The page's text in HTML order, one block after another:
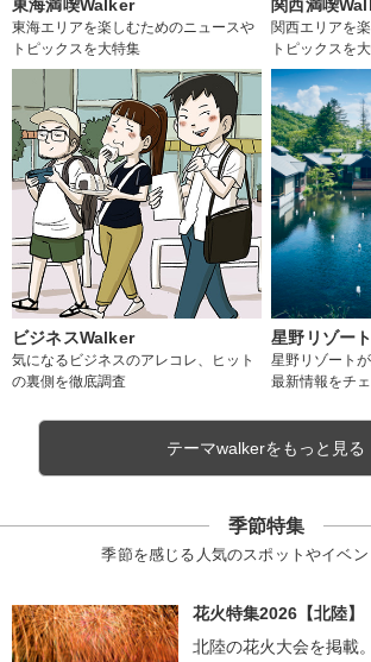
東海満喫Walker
東海エリアを楽しむためのニュースや
トピックスを大特集
関西満喫
関西エリアを
トピックスを
ビジネスWalker
気になるビジネスのアレコレ、ヒット
の裏側を徹底調査
星野リゾー
星野リゾート
最新情報をチェ
テーマwalkerをもっと見る
季節特集
季節を感じる人気のスポットやイベ
花火特集2026【北陸】
北陸の花火大会を掲載